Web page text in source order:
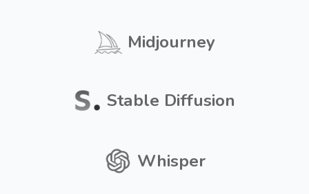
Midjourney
Stable Diffusion
Whisper